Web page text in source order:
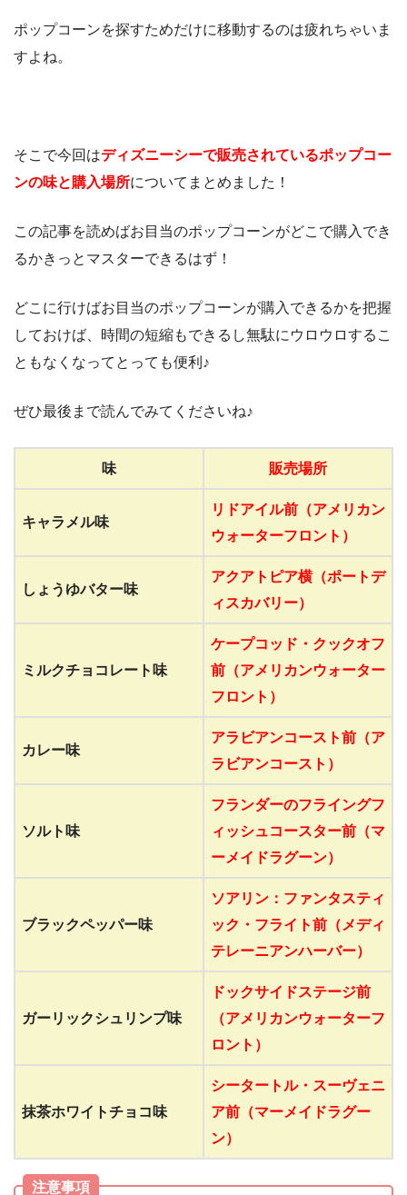
ポップコーンを探すためだけに移動するのは疲れちゃいま
すよね。
そこで今回はディズニーシーで販売されているポップコー
ンの味と購入場所についてまとめました！
この記事を読めばお目当のポップコーンがどこで購入でき
るかきっとマスターできるはず！
どこに行けばお目当のポップコーンが購入できるかを把握
しておけば、時間の短縮もできるし無駄にウロウロするこ
ともなくなってとっても便利♪
ぜひ最後まで読んでみてくださいね♪
味 販売場所
キャラメル味
リドアイル前（アメリカン
ウォーターフロント）
しょうゆバター味
アクアトピア横（ポートデ
ィスカバリー）
ミルクチョコレート味
ケープコッド・クックオフ
前（アメリカンウォーター
フロント）
カレー味
アラビアンコースト前（ア
ラビアンコースト）
ソルト味
フランダーのフライングフ
ィッシュコースター前（マ
ーメイドラグーン）
ブラックペッパー味
ソアリン：ファンタスティ
ック・フライト前（メディ
テレーニアンハーバー）
ガーリックシュリンプ味
ドックサイドステージ前
（アメリカンウォーターフ
ロント）
抹茶ホワイトチョコ味
シータートル・スーヴェニ
ア前（マーメイドラグー
ン）
注意事項